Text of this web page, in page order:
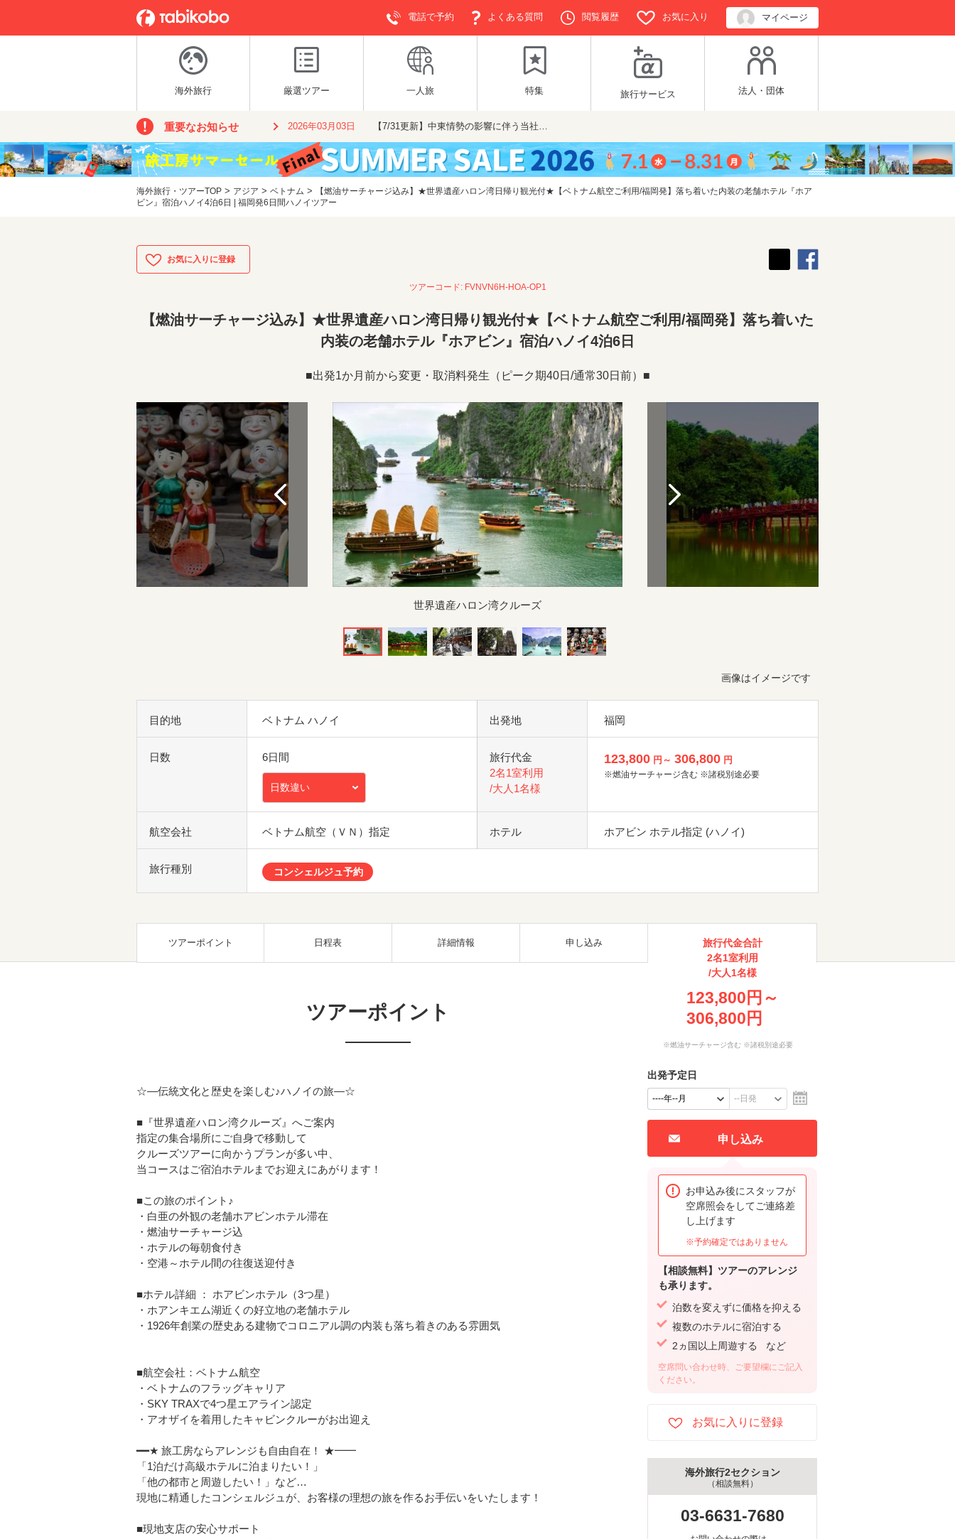
電話で予約 よくある質問 閲覧履歴 お気に入り マイページ
海外旅行 厳選ツアー 一人旅 特集 旅行サービス 法人・団体
重要なお知らせ 2026年03月03日 【7/31更新】中東情勢の影響に伴う当社…
海外旅行・ツアーTOP > アジア > ベトナム >
【燃油サーチャージ込み】★世界遺産ハロン湾日帰り観光付★【ベトナム航空ご利用/福岡発】落ち着いた内装の老舗ホテル『ホア
ビン』宿泊ハノイ4泊6日 | 福岡発6日間ハノイツアー
ツアーコード: FVNVN6H-HOA-OP1
【燃油サーチャージ込み】★世界遺産ハロン湾日帰り観光付★【ベトナム航空ご利用/福岡発】落ち着いた
内装の老舗ホテル『ホアビン』宿泊ハノイ4泊6日
■出発1か月前から変更・取消料発生（ピーク期40日/通常30日前）■
世界遺産ハロン湾クルーズ
画像はイメージです
目的地 ベトナム ハノイ 出発地 福岡
日数 6日間
日数違い
旅行代金
2名1室利用
/大人1名様
123,800 円～ 306,800 円
※燃油サーチャージ含む ※諸税別途必要
航空会社 ベトナム航空（ＶＮ）指定 ホテル ホアビン ホテル指定 (ハノイ)
旅行種別 コンシェルジュ予約
ツアーポイント 日程表 詳細情報 申し込み
ツアーポイント
☆―伝統文化と歴史を楽しむ♪ハノイの旅―☆
■『世界遺産ハロン湾クルーズ』へご案内
指定の集合場所にご自身で移動して
クルーズツアーに向かうプランが多い中、
当コースはご宿泊ホテルまでお迎えにあがります！
■この旅のポイント♪
・白亜の外観の老舗ホアビンホテル滞在
・燃油サーチャージ込
・ホテルの毎朝食付き
・空港～ホテル間の往復送迎付き
■ホテル詳細 ： ホアビンホテル（3つ星）
・ホアンキエム湖近くの好立地の老舗ホテル
・1926年創業の歴史ある建物でコロニアル調の内装も落ち着きのある雰囲気
■航空会社：ベトナム航空
・ベトナムのフラッグキャリア
・SKY TRAXで4つ星エアライン認定
・アオザイを着用したキャビンクルーがお出迎え
━━★ 旅工房ならアレンジも自由自在！ ★━━
「1泊だけ高級ホテルに泊まりたい！」
「他の都市と周遊したい！」など…
現地に精通したコンシェルジュが、お客様の理想の旅を作るお手伝いをいたします！
■現地支店の安心サポート
旅行代金合計
2名1室利用
/大人1名様
123,800円～
306,800円
※燃油サーチャージ含む ※諸税別途必要
出発予定日
申し込み
お申込み後にスタッフが
空席照会をしてご連絡差
し上げます
※予約確定ではありません
【相談無料】ツアーのアレンジ
も承ります。
泊数を変えずに価格を抑える
複数のホテルに宿泊する
2ヵ国以上周遊する など
空席問い合わせ時、ご要望欄にご記入
ください。
海外旅行2セクション
（相談無料）
03-6631-7680